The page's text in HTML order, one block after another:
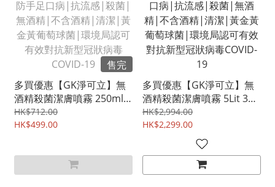
售完
多買優惠【GK淨可立】無
酒精殺菌潔膚噴霧 250ml 4
支裝 潔膚|防流感|防手足
口病|抗流感|殺菌|無酒
葡萄球菌|環境局認可有效
對抗新型冠狀病毒COVID-
19
HK$712.00
HK$499.00
多買優惠【GK淨可立】無
酒精殺菌潔膚噴霧 5Lit 3支
裝 潔膚|防流感|防手足口
病|抗流感|殺菌|無酒精|
不含酒精|清潔|黃金黃葡
萄球菌|環境局認可有效對
抗新型冠狀病毒COVID-19
HK$2,994.00
HK$2,299.00